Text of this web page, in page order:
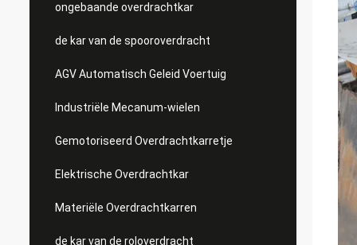
ongebaande overdrachtkar
de kar van de spooroverdracht
AGV Automatisch Geleid Voertuig
Industriële Mecanum-wielen
Gemotoriseerd Overdrachtkarretje
Elektrische Overdrachtkar
Materiële Overdrachtkarren
de kar van de roloverdracht